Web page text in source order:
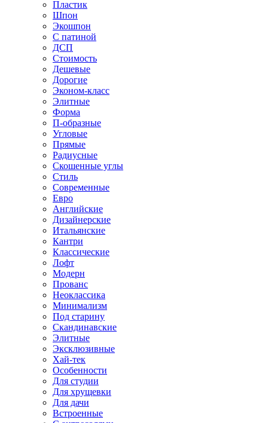
Пластик
Шпон
Экошпон
С патиной
ДСП
Стоимость
Дешевые
Дорогие
Эконом-класс
Элитные
Форма
П-образные
Угловые
Прямые
Радиусные
Скошенные углы
Стиль
Современные
Евро
Английские
Дизайнерские
Итальянские
Кантри
Классические
Лофт
Модерн
Прованс
Неоклассика
Минимализм
Под старину
Скандинавские
Элитные
Эксклюзивные
Хай-тек
Особенности
Для студии
Для хрущевки
Для дачи
Встроенные